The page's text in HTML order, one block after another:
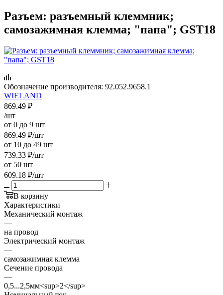
Разъем: разъемный клеммник;
самозажимная клемма; "папа"; GST18
Обозначение производителя: 92.052.9658.1
WIELAND
869.49 ₽
/шт
от 0 до 9 шт
869.49 ₽/шт
от 10 до 49 шт
739.33 ₽/шт
от 50 шт
609.18 ₽/шт
В корзину
Характеристики
Механический монтаж
—
на провод
Электрический монтаж
—
самозажимная клемма
Сечение провода
—
0,5...2,5мм<sup>2</sup>